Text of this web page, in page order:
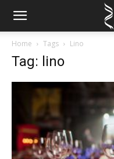
Home Tags Lino
Tag: lino